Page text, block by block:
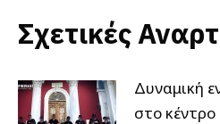
Σχετικές
Δυναμική
στο